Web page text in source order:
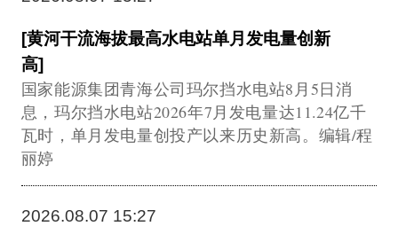
[黄河干流海拔最高水电站单月发电量创新
高]
国家能源集团青海公司玛尔挡水电站8月5日消
息，玛尔挡水电站2026年7月发电量达11.24亿千
瓦时，单月发电量创投产以来历史新高。编辑/程
丽婷
2026.08.07 15:27